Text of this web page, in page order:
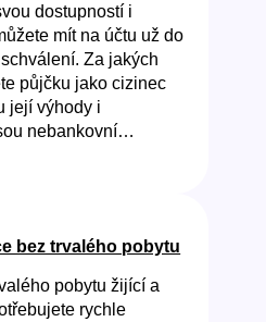
dostupností i
mít na účtu už do
Za jakých
půjčku jako cizinec
její výhody i
nebankovní…
bez trvalého pobytu
pobytu žijící a
rychle